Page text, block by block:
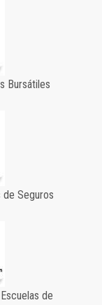
Bursátiles
Seguros
de